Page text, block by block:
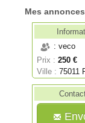
Mes
: veco
Prix : 250 €
Ville : 75011